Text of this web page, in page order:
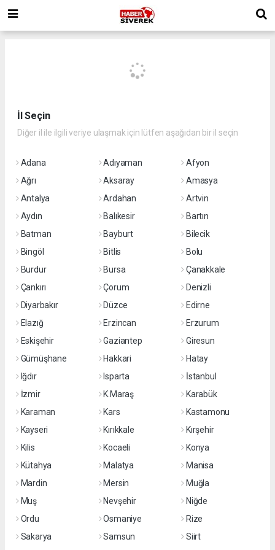
İl Seçin
Diğer il ile ilgili veriye ulaşmak için lütfen aşağıdan bir il seçin
Adana Adıyaman
Afyon
Ağrı
Aksaray
Amasya
Antalya
Ardahan
Artvin
Aydın
Balıkesir
Bartın
Batman
Bayburt
Bilecik
Bingöl
Bitlis
Bolu
Burdur
Bursa
Çanakkale
Çankırı
Çorum
Denizli
Diyarbakır
Düzce
Edirne
Elazığ
Erzincan
Erzurum
Eskişehir
Gaziantep
Giresun
Gümüşhane
Hakkari
Hatay
Iğdır
Isparta
İstanbul
İzmir
K.Maraş
Karabük
Karaman
Kars
Kastamonu
Kayseri
Kırıkkale
Kırşehir
Kilis
Kocaeli
Konya
Kütahya
Malatya
Manisa
Mardin
Mersin
Muğla
Muş
Nevşehir
Niğde
Ordu
Osmaniye
Rize
Sakarya
Samsun
Siirt